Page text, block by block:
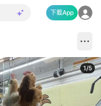
下載App
1/5